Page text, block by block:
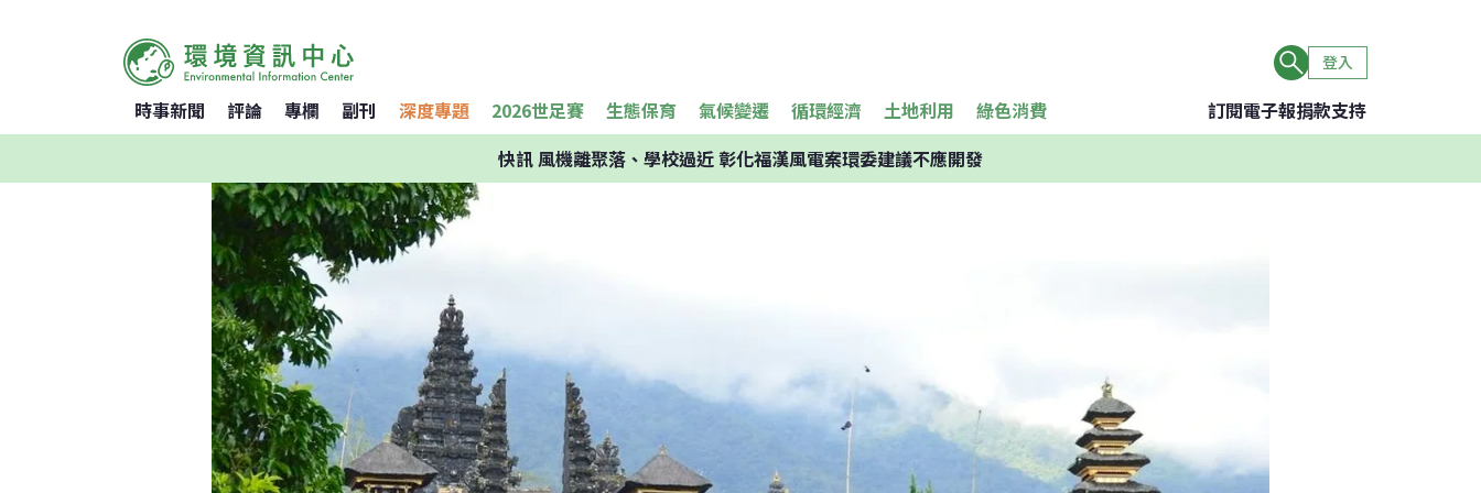
登入
時事新聞 評論 專欄 副刊 深度專題 2026世足賽 生態保育 氣候變遷 循環經濟 土地利用 綠色消費 訂閱電子報捐款支持
快訊風機離聚落、學校過近 彰化福漢風電案環委建議不應開發